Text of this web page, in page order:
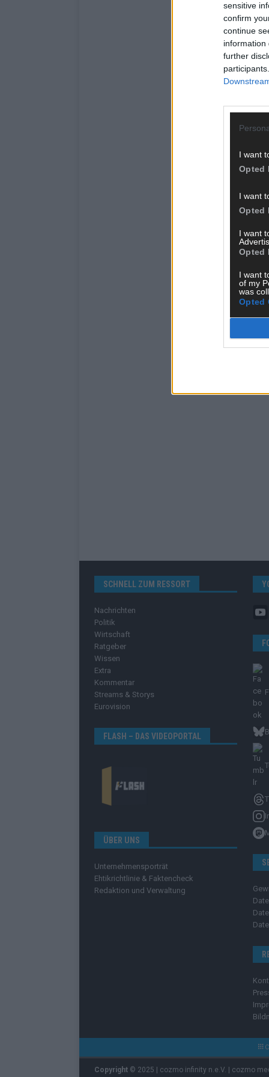
sensitive
confirm
continue
information
further
I want
Opted
I want
Opted
I want
Opted
I want
of my
was
Opted
SCHNELL ZUM RESSORT
Nachrichten
Politik
Wirtschaft
Ratgeber
Wissen
Extra
Kommentar
Streams & Storys
Eurovision
FLASH – DAS VIDEOPORTAL
ÜBER UNS
Unternehmensporträt
Ehtikrichtlinie & Faktencheck
Redaktion und Verwaltung
Copyright © 2025 | cozmo infinity n.e.V. | cozmo